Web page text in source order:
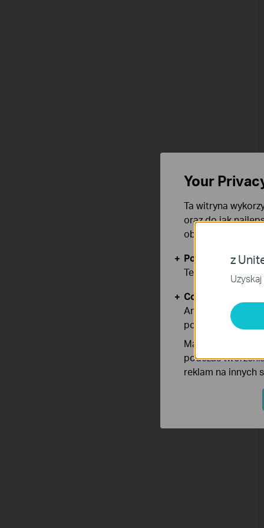
z
Your
Ta witryna
oraz do jak
obsługę plików
Podstawowe
Te pliki cookies
Cookies
Analiza - Te pliki
poprawę i
Marketing - Te
podczas
reklam na innych